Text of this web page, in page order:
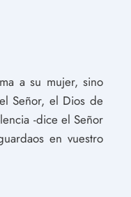
a su mujer, sino
Señor, el Dios de
-dice el Señor
en vuestro